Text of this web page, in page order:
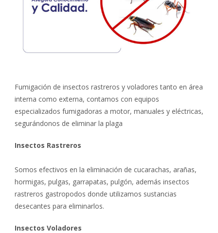
Fumigación de insectos rastreros y voladores tanto en área
interna como externa, contamos con equipos
especializados fumigadoras a motor, manuales y eléctricas,
segurándonos de eliminar la plaga
Insectos Rastreros
Somos efectivos en la eliminación de cucarachas, arañas,
hormigas, pulgas, garrapatas, pulgón, además insectos
rastreros gastropodos donde utilizamos sustancias
desecantes para eliminarlos.
Insectos Voladores